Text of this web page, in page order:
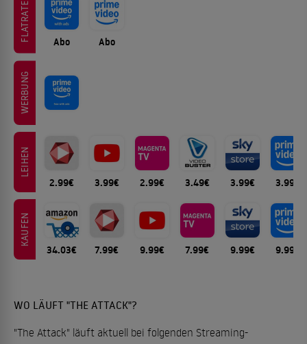
FLATRATE Abo Abo
WERBUNG
LEIHEN
2.99€ 3.99€ 2.99€ 3.49€ 3.99€ 3.99€
KAUFEN
34.03€ 7.99€ 9.99€ 7.99€ 9.99€ 9.99€
WO LÄUFT "THE ATTACK"?
"The Attack" läuft aktuell bei folgenden Streaming-